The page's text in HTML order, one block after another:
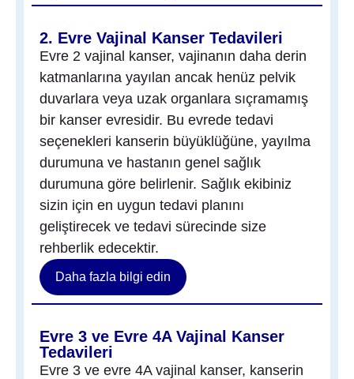
2. Evre Vajinal Kanser Tedavileri
Evre 2 vajinal kanser, vajinanın daha derin
katmanlarına yayılan ancak henüz pelvik
duvarlara veya uzak organlara sıçramamış
bir kanser evresidir. Bu evrede tedavi
seçenekleri kanserin büyüklüğüne, yayılma
durumuna ve hastanın genel sağlık
durumuna göre belirlenir. Sağlık ekibiniz
sizin için en uygun tedavi planını
geliştirecek ve tedavi sürecinde size
rehberlik edecektir.
Daha fazla bilgi edin
Evre 3 ve Evre 4A Vajinal Kanser
Tedavileri
Evre 3 ve evre 4A vajinal kanser, kanserin